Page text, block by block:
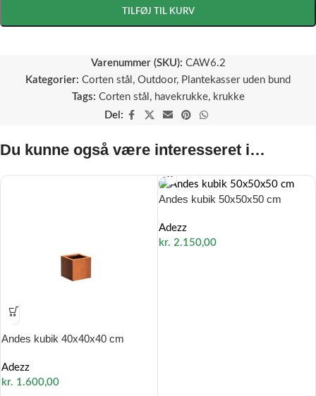
TILFØJ TIL KURV
Varenummer (SKU): CAW6.2
Kategorier: Corten stål , Outdoor, Plantekasser uden bund
Tags: Corten stål , havekrukke, krukke
Del:
Du kunne også være interesseret i…
Andes kubik 40x40x40 cm
Adezz
kr. 1.600,00
Andes kubik 50x50x50 cm
Adezz
kr. 2.150,00